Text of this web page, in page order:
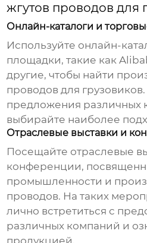
жгутов проводов для
Онлайн-каталоги и
Используйте онлайн-
площадки, такие как
другие, чтобы найти
проводов для грузовиков
предложения различных
выбирайте наиболее
Отраслевые выставки и
Посещайте отраслевые
конференции,
промышленности и
проводов. На таких
лично встретиться с
различных компаний и